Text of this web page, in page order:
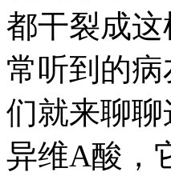
都干裂成
常听到的
们就来聊
异维A酸，